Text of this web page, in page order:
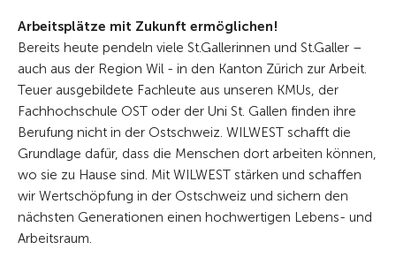
Arbeitsplätze mit Zukunft ermöglichen!
Bereits heute pendeln viele St.Gallerinnen und St.Galler –
auch aus der Region Wil - in den Kanton Zürich zur Arbeit.
Teuer ausgebildete Fachleute aus unseren KMUs, der
Fachhochschule OST oder der Uni St. Gallen finden ihre
Berufung nicht in der Ostschweiz. WILWEST schafft die
Grundlage dafür, dass die Menschen dort arbeiten können,
wo sie zu Hause sind. Mit WILWEST stärken und schaffen
wir Wertschöpfung in der Ostschweiz und sichern den
nächsten Generationen einen hochwertigen Lebens- und
Arbeitsraum.